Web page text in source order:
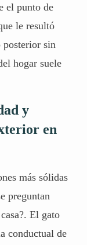
el punto de
le resultó
sin
hogar suele
y
en
más sólidas
preguntan
El gato
conductual de